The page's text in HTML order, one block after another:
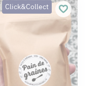
Click&Collect